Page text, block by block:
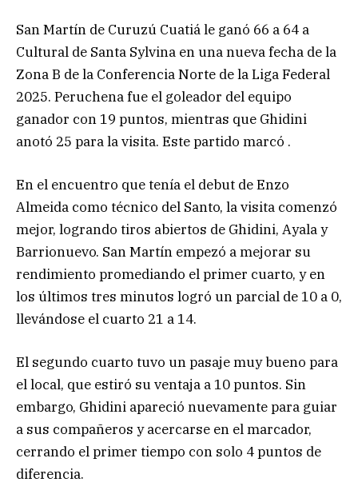
San Martín de Curuzú Cuatiá le ganó 66 a 64 a
Cultural de Santa Sylvina en una nueva fecha de la
Zona B de la Conferencia Norte de la Liga Federal
2025. Peruchena fue el goleador del equipo
ganador con 19 puntos, mientras que Ghidini
anotó 25 para la visita. Este partido marcó .
En el encuentro que tenía el debut de Enzo
Almeida como técnico del Santo, la visita comenzó
mejor, logrando tiros abiertos de Ghidini, Ayala y
Barrionuevo. San Martín empezó a mejorar su
rendimiento promediando el primer cuarto, y en
los últimos tres minutos logró un parcial de 10 a 0,
llevándose el cuarto 21 a 14.
El segundo cuarto tuvo un pasaje muy bueno para
el local, que estiró su ventaja a 10 puntos. Sin
embargo, Ghidini apareció nuevamente para guiar
a sus compañeros y acercarse en el marcador,
cerrando el primer tiempo con solo 4 puntos de
diferencia.